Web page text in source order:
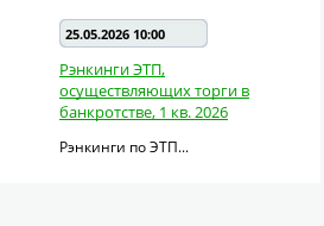
25.05.2026 10:00
Рэнкинги ЭТП,
осуществляющих торги в
банкротстве, 1 кв. 2026
Рэнкинги по ЭТП...